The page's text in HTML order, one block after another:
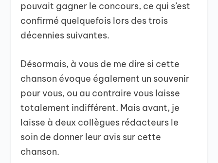
pouvait gagner le concours, ce qui s’est
confirmé quelquefois lors des trois
décennies suivantes.
Désormais, à vous de me dire si cette
chanson évoque également un souvenir
pour vous, ou au contraire vous laisse
totalement indifférent. Mais avant, je
laisse à deux collègues rédacteurs le
soin de donner leur avis sur cette
chanson.